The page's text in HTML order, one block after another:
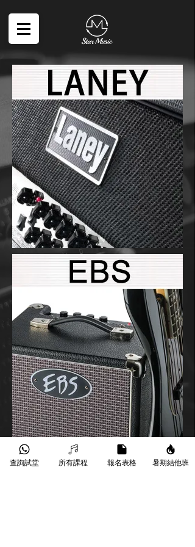
查詢試堂 所有課程 報名表格 暑期結他班